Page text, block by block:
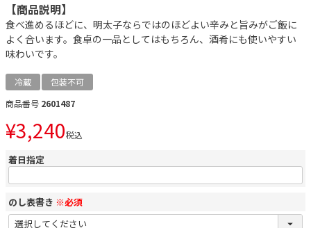
【商品説明】
食べ進めるほどに、明太子ならではのほどよい辛みと旨みがご飯に
よく合います。食卓の一品としてはもちろん、酒肴にも使いやすい
味わいです。
冷蔵
包装不可
商品番号 2601487
¥3,240税込
着日指定
のし表書き ※必須